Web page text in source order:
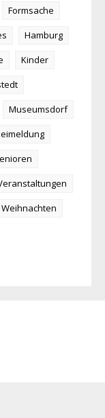
Formsache
Hamburg
Kinder
Museumsdorf
Weihnachten